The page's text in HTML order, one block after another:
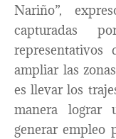
Nariño”,
capturadas
ampliar las
es llevar los
manera lograr
generar empleo